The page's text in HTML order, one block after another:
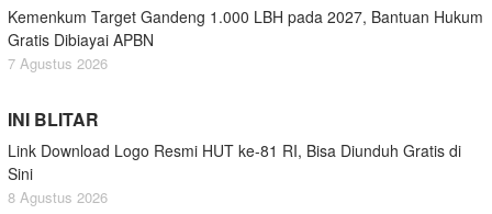
Kemenkum Target Gandeng 1.000 LBH pada 2027, Bantuan Hukum
Gratis Dibiayai APBN
7 Agustus 2026
INI BLITAR
Link Download Logo Resmi HUT ke-81 RI, Bisa Diunduh Gratis di
Sini
8 Agustus 2026